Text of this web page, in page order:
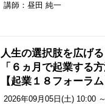
講師：昼田 純一
人生の選択肢を広げ
「６ヵ月で起業する
【起業１８フォーラ
2026年09月05日(土) 10:00